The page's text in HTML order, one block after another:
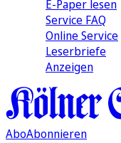
E-Paper lesen
Service FAQ
Online Service
Leserbriefe
Anzeigen
AboAbonnieren